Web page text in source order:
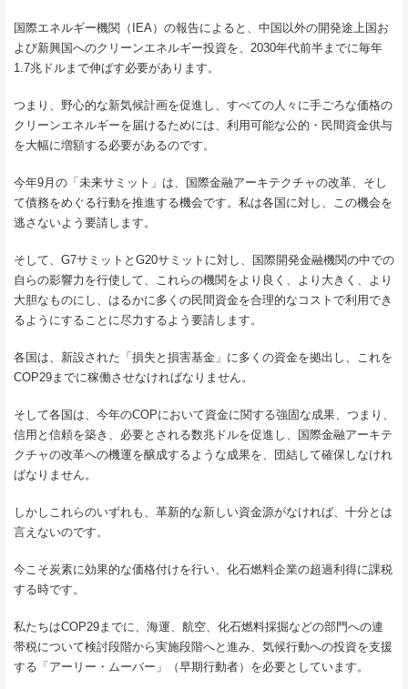
国際エネルギー機関（IEA）の報告によると、中国以外の開発途上国お
よび新興国へのクリーンエネルギー投資を、2030年代前半までに毎年
1.7兆ドルまで伸ばす必要があります。
つまり、野心的な新気候計画を促進し、すべての人々に手ごろな価格の
クリーンエネルギーを届けるためには、利用可能な公的・民間資金供与
を大幅に増額する必要があるのです。
今年9月の「未来サミット」は、国際金融アーキテクチャの改革、そし
て債務をめぐる行動を推進する機会です。私は各国に対し、この機会を
逃さないよう要請します。
そして、G7サミットとG20サミットに対し、国際開発金融機関の中での
自らの影響力を行使して、これらの機関をより良く、より大きく、より
大胆なものにし、はるかに多くの民間資金を合理的なコストで利用でき
るようにすることに尽力するよう要請します。
各国は、新設された「損失と損害基金」に多くの資金を拠出し、これを
COP29までに稼働させなければなりません。
そして各国は、今年のCOPにおいて資金に関する強固な成果、つまり、
信用と信頼を築き、必要とされる数兆ドルを促進し、国際金融アーキテ
クチャの改革への機運を醸成するような成果を、団結して確保しなけれ
ばなりません。
しかしこれらのいずれも、革新的な新しい資金源がなければ、十分とは
言えないのです。
今こそ炭素に効果的な価格付けを行い、化石燃料企業の超過利得に課税
する時です。
私たちはCOP29までに、海運、航空、化石燃料採掘などの部門への連
帯税について検討段階から実施段階へと進み、気候行動への投資を支援
する「アーリー・ムーバー」（早期行動者）を必要としています。